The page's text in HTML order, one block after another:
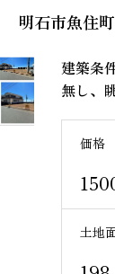
明石市魚住
建築条
無し、
価格
土地